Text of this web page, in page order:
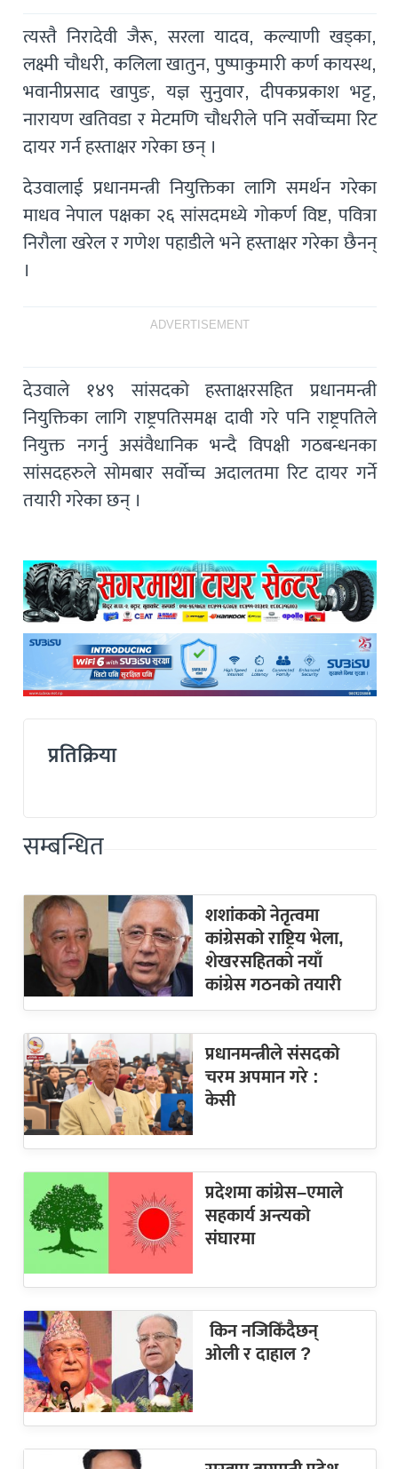
त्यस्तै निरादेवी जैरू, सरला यादव, कल्याणी खड्का,
लक्ष्मी चौधरी, कलिला खातुन, पुष्पाकुमारी कर्ण कायस्थ,
भवानीप्रसाद खापुङ, यज्ञ सुनुवार, दीपकप्रकाश भट्ट,
नारायण खतिवडा र मेटमणि चौधरीले पनि सर्वोच्चमा रिट
दायर गर्न हस्ताक्षर गरेका छन् ।
देउवालाई प्रधानमन्त्री नियुक्तिका लागि समर्थन गरेका
माधव नेपाल पक्षका २६ सांसदमध्ये गोकर्ण विष्ट, पवित्रा
निरौला खरेल र गणेश पहाडीले भने हस्ताक्षर गरेका छैनन्
।
ADVERTISEMENT
देउवाले १४९ सांसदको हस्ताक्षरसहित प्रधानमन्त्री
नियुक्तिका लागि राष्ट्रपतिसमक्ष दावी गरे पनि राष्ट्रपतिले
नियुक्त नगर्नु असंवैधानिक भन्दै विपक्षी गठबन्धनका
सांसदहरुले सोमबार सर्वोच्च अदालतमा रिट दायर गर्ने
तयारी गरेका छन् ।
प्रतिक्रिया
सम्बन्धित
शशांकको नेतृत्वमा
कांग्रेसको राष्ट्रिय भेला,
शेखरसहितको नयाँ
कांग्रेस गठनको तयारी
प्रधानमन्त्रीले संसदको
चरम अपमान गरे :
केसी
प्रदेशमा कांग्रेस–एमाले
सहकार्य अन्त्यको
संघारमा
किन नजिकिँदैछन्
ओली र दाहाल ?